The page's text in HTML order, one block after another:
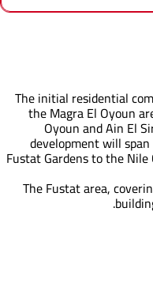
The initial residential
the Magra El Oyoun
Oyoun and Ain El
development will
Fustat Gardens to the
The Fustat area,